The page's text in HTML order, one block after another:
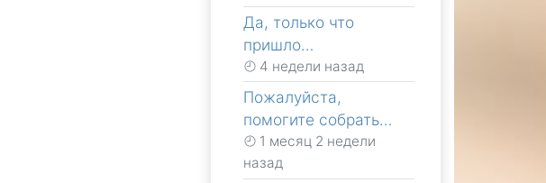
Да, только что
пришло…
4 недели назад
Пожалуйста,
помогите собрать…
1 месяц 2 недели
назад